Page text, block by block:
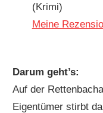
(Krimi)
Meine
Darum geht’s:
Auf der
Eigentümer stirbt